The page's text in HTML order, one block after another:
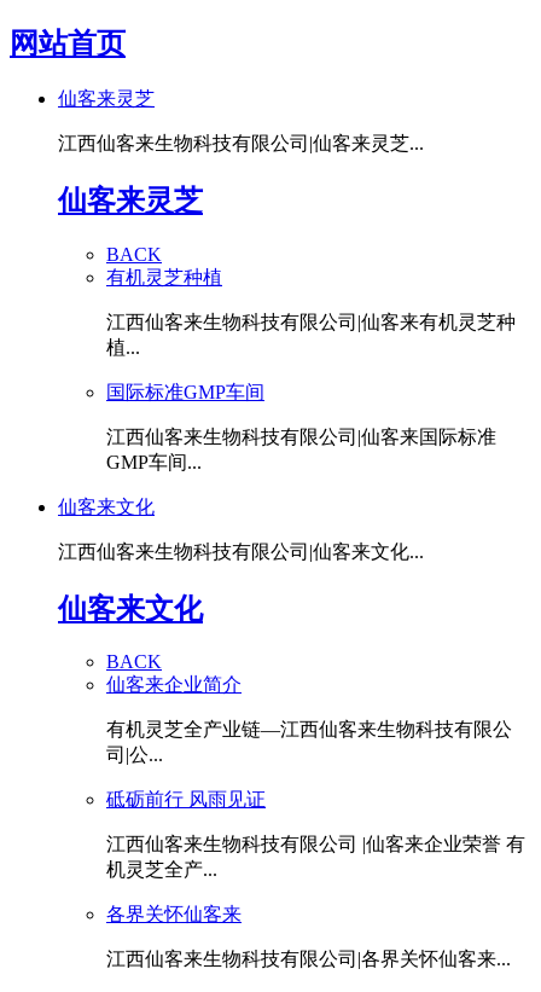
网站首页
仙客来灵芝
江西仙客来生物科技有限公司|仙客来灵芝...
仙客来灵芝
BACK
有机灵芝种植
江西仙客来生物科技有限公司|仙客来有机灵芝种
植...
国际标准GMP车间
江西仙客来生物科技有限公司|仙客来国际标准
GMP车间...
仙客来文化
江西仙客来生物科技有限公司|仙客来文化...
仙客来文化
BACK
仙客来企业简介
有机灵芝全产业链—江西仙客来生物科技有限公
司|公...
砥砺前行 风雨见证
江西仙客来生物科技有限公司 |仙客来企业荣誉 有
机灵芝全产...
各界关怀仙客来
江西仙客来生物科技有限公司|各界关怀仙客来...